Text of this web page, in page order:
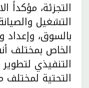
التجزئة، مؤكداً
التشغيل
بالسوق، وإعداد
الخاص بمختلف
التنفيذي
التحتية